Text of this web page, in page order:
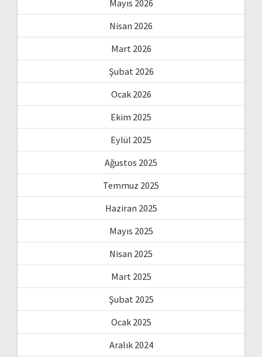
Mayıs 2026
Nisan 2026
Mart 2026
Şubat 2026
Ocak 2026
Ekim 2025
Eylül 2025
Ağustos 2025
Temmuz 2025
Haziran 2025
Mayıs 2025
Nisan 2025
Mart 2025
Şubat 2025
Ocak 2025
Aralık 2024